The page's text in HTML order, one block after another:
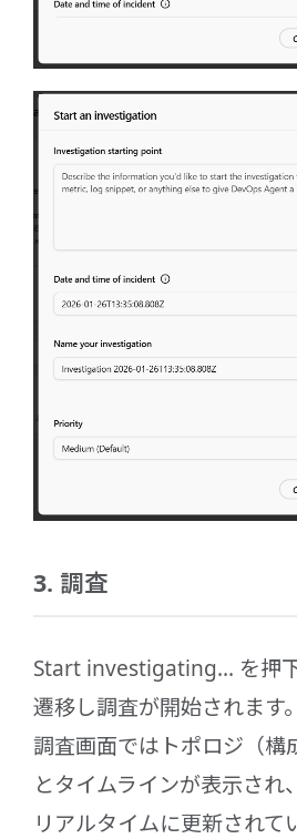
3. 調査
Start investigating... を押
遷移し調査が開始されます。
調査画面ではトポロジ（構
とタイムラインが表示され
リアルタイムに更新されて